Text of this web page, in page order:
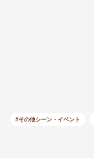
#その他シーン・イベント